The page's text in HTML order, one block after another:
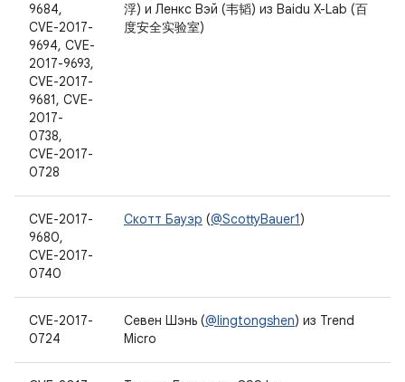
9684,
CVE-2017-
9694, CVE-
2017-9693,
CVE-2017-
9681, CVE-
2017-
0738,
CVE-2017-
0728
浮) и Ленкс Вэй (韦韬) из Baidu X-Lab (百
度安全实验室)
CVE-2017-
9680,
CVE-2017-
0740
Скотт Бауэр (@ScottyBauer1)
CVE-2017-
0724
Севен Шэнь (@lingtongshen) из Trend
Micro